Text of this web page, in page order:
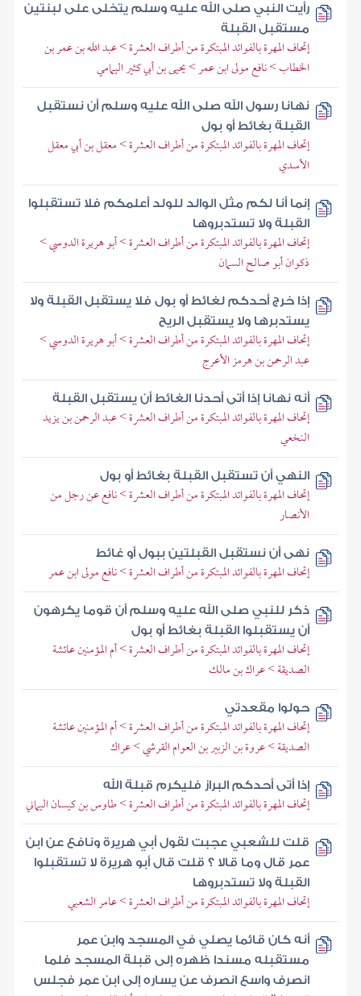
رأيت النبي صلى الله عليه وسلم يتخلى على لبنتين
مستقبل القبلة
إتحاف المهرة بالفوائد المبتكرة من أطراف العشرة > عبد الله بن عمر بن
الخطاب > نافع مولى ابن عمر > يحيى بن أبي كثير اليمامي
نهانا رسول الله صلى الله عليه وسلم أن نستقبل
القبلة بغائط أو بول
إتحاف المهرة بالفوائد المبتكرة من أطراف العشرة > معقل بن أبي معقل
الأسدي
إنما أنا لكم مثل الوالد للولد أعلمكم فلا تستقبلوا
القبلة ولا تستدبروها
إتحاف المهرة بالفوائد المبتكرة من أطراف العشرة > أبو هريرة الدوسي >
ذكوان أبو صالح السمان
إذا خرج أحدكم لغائط أو بول فلا يستقبل القبلة ولا
يستدبرها ولا يستقبل الريح
إتحاف المهرة بالفوائد المبتكرة من أطراف العشرة > أبو هريرة الدوسي >
عبد الرحمن بن هرمز الأعرج
أنه نهانا إذا أتى أحدنا الغائط أن يستقبل القبلة
إتحاف المهرة بالفوائد المبتكرة من أطراف العشرة > عبد الرحمن بن يزيد
النخعي
النهي أن تستقبل القبلة بغائط أو بول
إتحاف المهرة بالفوائد المبتكرة من أطراف العشرة > نافع عن رجل من
الأنصار
نهى أن نستقبل القبلتين ببول أو غائط
إتحاف المهرة بالفوائد المبتكرة من أطراف العشرة > نافع مولى ابن عمر
ذكر للنبي صلى الله عليه وسلم أن قوما يكرهون
أن يستقبلوا القبلة بغائط أو بول
إتحاف المهرة بالفوائد المبتكرة من أطراف العشرة > أم المؤمنين عائشة
الصديقة > عراك بن مالك
حولوا مقعدتي
إتحاف المهرة بالفوائد المبتكرة من أطراف العشرة > أم المؤمنين عائشة
الصديقة > عروة بن الزبير بن العوام القرشي > عراك
إذا أتى أحدكم البراز فليكرم قبلة الله
إتحاف المهرة بالفوائد المبتكرة من أطراف العشرة > طاوس بن كيسان اليماني
قلت للشعبي عجبت لقول أبي هريرة ونافع عن ابن
عمر قال وما قالا ؟ قلت قال أبو هريرة لا تستقبلوا
القبلة ولا تستدبروها
إتحاف المهرة بالفوائد المبتكرة من أطراف العشرة > عامر الشعبي
أنه كان قائما يصلي في المسجد وابن عمر
مستقبله مسندا ظهره إلى قبلة المسجد فلما
انصرف واسع انصرف عن يساره إلى ابن عمر فجلس